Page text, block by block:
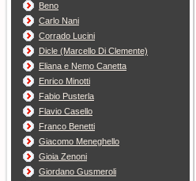
Beno
Carlo Nani
Corrado Lucini
Dicle (Marcello Di Clemente)
Eliana e Nemo Canetta
Enrico Minotti
Fabio Pusterla
Flavio Casello
Franco Benetti
Giacomo Meneghello
Gioia Zenoni
Giordano Gusmeroli